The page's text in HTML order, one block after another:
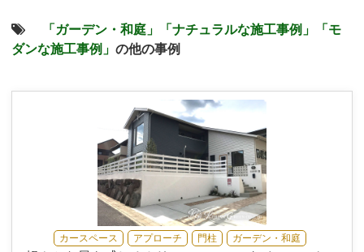
「ガーデン・和庭」 「ナチュラルな施工事例」
「モ
ダンな施工事例」 の他の事例
カースペース アプローチ 門柱 ガーデン・和庭